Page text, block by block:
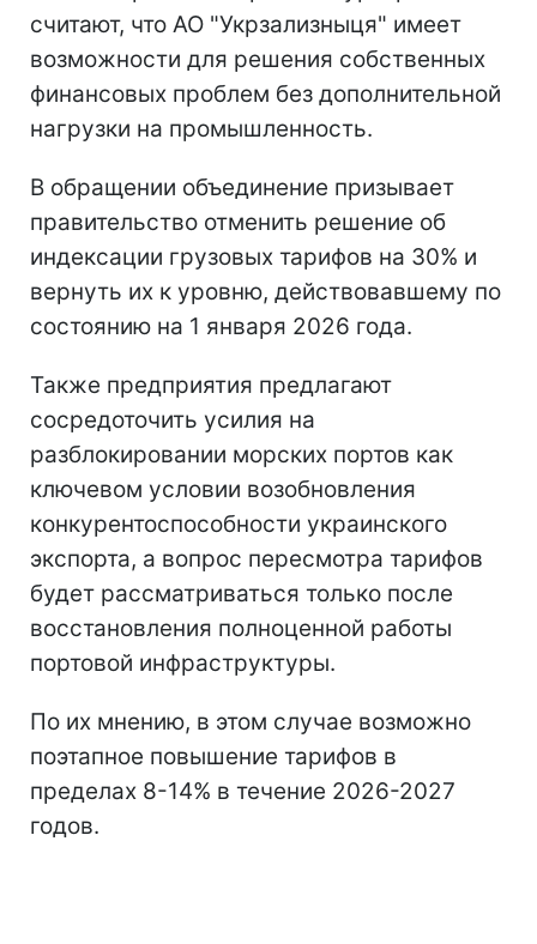
считают, что АО "Укрзализныця" имеет
возможности для решения собственных
финансовых проблем без дополнительной
нагрузки на промышленность.
В обращении объединение призывает
правительство отменить решение об
индексации грузовых тарифов на 30% и
вернуть их к уровню, действовавшему по
состоянию на 1 января 2026 года.
Также предприятия предлагают
сосредоточить усилия на
разблокировании морских портов как
ключевом условии возобновления
конкурентоспособности украинского
экспорта, а вопрос пересмотра тарифов
будет рассматриваться только после
восстановления полноценной работы
портовой инфраструктуры.
По их мнению, в этом случае возможно
поэтапное повышение тарифов в
пределах 8-14% в течение 2026-2027
годов.